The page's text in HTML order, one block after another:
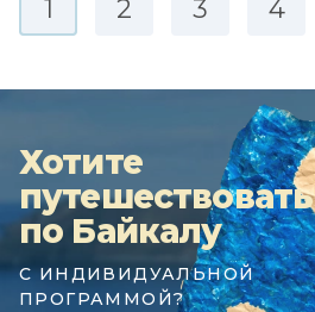
1 2 3 4
Хотите
путешествовать
по Байкалу
С ИНДИВИДУАЛЬНОЙ
ПРОГРАММОЙ?